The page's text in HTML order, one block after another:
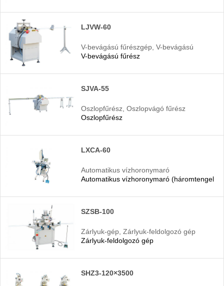
LJVW-60
V-bevágású fűrészgép, V-bevágású
fűrész
V-bevágású fűrész
SJVA-55
Oszlopfűrész, Oszlopvágó fűrész
Oszlopfűrész
LXCA-60
Automatikus vízhoronymaró
(háromtengelyes)
Automatikus vízhoronymaró
SZSB-100
Zárlyuk-gép, Zárlyuk-feldolgozó gép
Zárlyuk-feldolgozó gép
SHZ3-120×3500